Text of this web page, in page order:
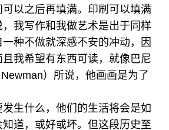
以之后再填满。印刷可以填满
我写作和我做艺术是出于同样
种不做就深感不安的冲动，因
我希望有东西可读，就像巴尼
）所说，他画画是为了
生什么，他们的生活将会是如
道，或好或坏。但这段历史至